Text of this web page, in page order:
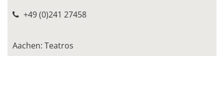
+49 (0)241 27458
Aachen: Teatros